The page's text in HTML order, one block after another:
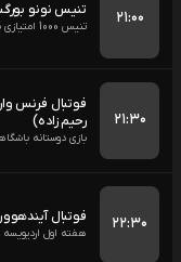
۲۱:۰۰ تنیس نونو
تنیس 1000 امتیازی مونترال کانادا
۲۱:۳۰
فوتبال فرنس
رحیم زاده)
بازی دوستانه
۲۲:۳۰ فوتبال
هفته اول